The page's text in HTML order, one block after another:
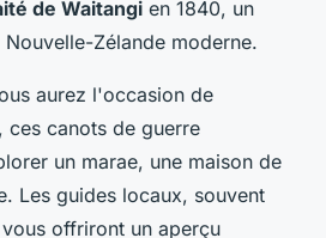
de Waitangi en 1840, un
Zélande moderne.
aurez l'occasion de
, ces canots de guerre
un marae, une maison de
Les guides locaux, souvent
offriront un aperçu